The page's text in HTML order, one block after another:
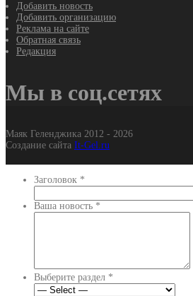
Добавить новость
Добавить организацию
Реклама на сайте
Обратная связь
Редакция
Мы в соц.сетях
Маяк Геленджика 2012 - 2026
Создание сайта It-Gel.ru
Заголовок *
Ваша новость *
Выберите раздел *